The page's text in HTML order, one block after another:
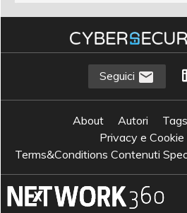
Seguici
About Autori Tags
Privacy e
Terms&Conditions Contenuti